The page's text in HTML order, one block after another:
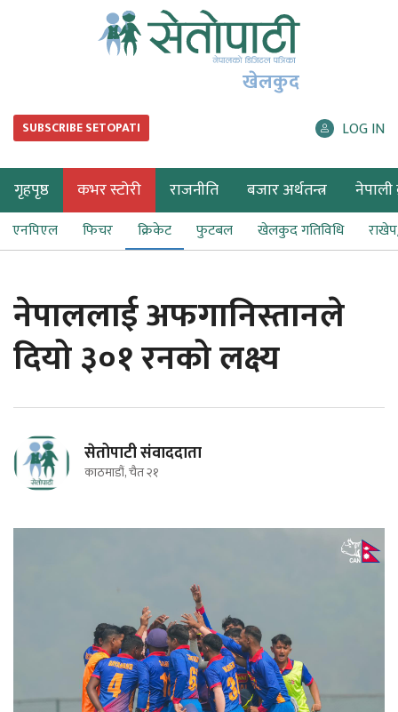
खेलकुद
SUBSCRIBE SETOPATI LOG IN
गृहपृष्ठ कभर स्टोरी राजनीति बजार अर्थतन्त्र नेपाली
एनपिएल फिचर क्रिकेट फुटबल खेलकुद गतिविधि
नेपाललाई अफगानिस्तानले
दियो ३०१ रनको लक्ष्य
सेतोपाटी संवाददाता
काठमाडौं, चैत २१